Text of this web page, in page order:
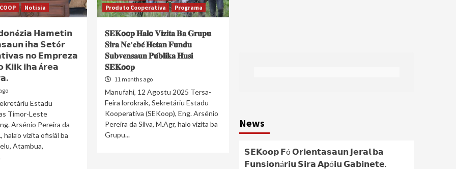
Notisia
𝗛𝗮𝗺𝗲𝘁𝗶𝗻
𝗶𝗵𝗮 𝗦𝗲𝘁ó𝗿
𝗻𝗼 𝗘𝗺𝗽𝗿𝗲𝘇𝗮
𝗶𝗵𝗮 Á𝗿𝗲𝗮
Estadu
Timor-Leste
Arsénio Pereira da
hala’o vizita ofisiál ba
Atambua,
Produto Cooperativa
Programa
𝐒𝐄𝐊𝗼𝗼𝐩 𝐇𝐚𝐥𝗼 𝐕𝐢𝐳𝐢𝐭𝐚 𝐁𝐚 𝐆𝐫𝐮𝐩𝐮
𝐒𝐢𝐫𝐚 𝐍𝐞’𝐞𝐛𝐞́ 𝐇𝐞𝐭𝐚𝐧 𝐅𝐮𝐧𝐝𝐮
𝐒𝐮𝐛𝐯𝐞𝐧𝐬𝐚𝐮𝐧 𝐏𝐮́𝐛𝐥𝐢𝐤𝐚 𝐇𝐮𝐬𝐢
𝐒𝐄𝐊𝗼𝗼𝐩
11 months ago
Manufahi, 12 Agostu 2025 Tersa-
Feira lorokraik, Sekretáriu Estadu
Kooperativa (SEKoop), Eng. Arsénio
Pereira da Silva, M.Agr, halo vizita ba
Grupu...
News
𝗦𝗘𝗞𝗼𝗼𝗽 𝗙ó 𝗢𝗿𝗶𝗲𝗻𝘁𝗮𝘀𝗮𝘂𝗻 𝗝𝗲𝗿𝗮𝗹 𝗯𝗮
𝗙𝘂𝗻𝘀𝗶𝗼𝗻á𝗿𝗶𝘂 𝗦𝗶𝗿𝗮 𝗔𝗽ó𝗶𝘂 𝗚𝗮𝗯𝗶𝗻𝗲𝘁𝗲.